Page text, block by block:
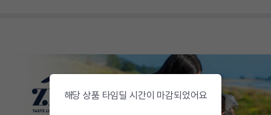
해당 상품 타임딜 시간이 마감되었어요